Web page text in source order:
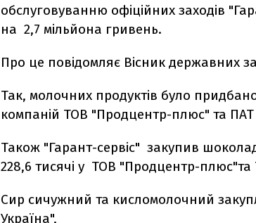
обслуговуванню офіційних заходів
на 2,7 мільйона гривень.
Про це повідомляє Вісник державних
Так, молочних продуктів було
компаній ТОВ "Продцентр-плюс" та ПАТ
Також "Гарант-сервіс" закупив
228,6 тисячі у ТОВ "Продцентр-плюс"та
Сир сичужний та кисломолочний
Україна",